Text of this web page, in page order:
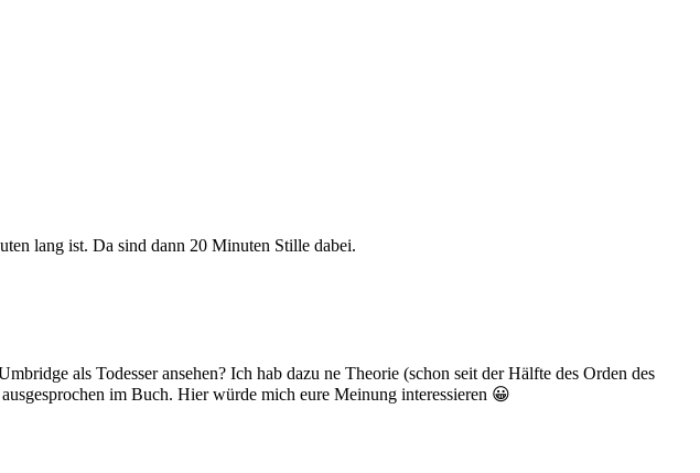
lang ist. Da sind dann 20 Minuten Stille dabei.
als Todesser ansehen? Ich hab dazu ne Theorie (schon seit der Hälfte des Orden des
im Buch. Hier würde mich eure Meinung interessieren 😀